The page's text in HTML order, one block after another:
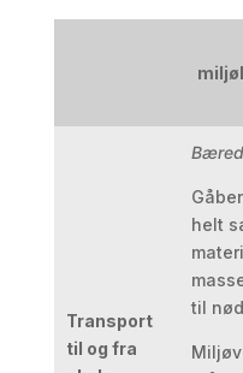
Transport
til og fra
helt
til